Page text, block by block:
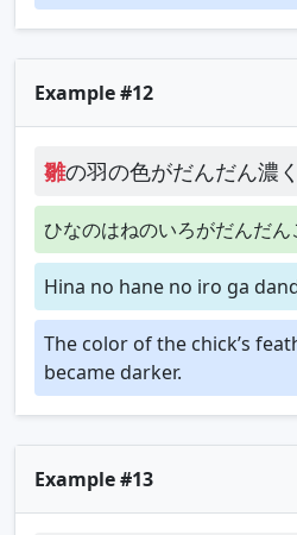
Example #12
雛の羽の色がだんだん濃
ひなのはねのいろがだんだん
Hina no hane no iro ga
The color of the chick’s
became darker.
Example #13